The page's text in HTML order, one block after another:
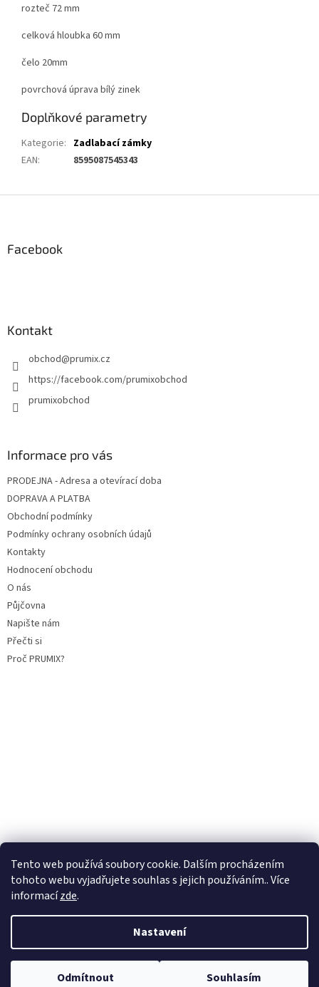
Tento web používá soubory cookie. Dalším procházením
tohoto webu vyjadřujete souhlas s jejich používáním.. Více
informacízde.
Nastavení
Odmítnout Souhlasím
rozteč 72 mm
celková hloubka 60 mm
čelo 20mm
povrchová úprava bílý zinek
Doplňkové parametry
Kategorie: Zadlabací zámky
EAN: 8595087545343
Facebook
Kontakt
obchod@prumix.cz
https://facebook.com/prumixobchod
prumixobchod
Informace pro vás
PRODEJNA - Adresa a otevírací doba
DOPRAVA A PLATBA
Obchodní podmínky
Podmínky ochrany osobních údajů
Kontakty
Hodnocení obchodu
O nás
Půjčovna
Napište nám
Přečti si
Proč PRUMIX?
Copyright 2026Prumix. Všechna práva vyhrazena.Upravit nastavení